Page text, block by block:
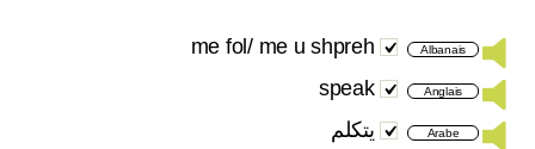
Albanais
me fol/ me u shpreh
Anglais
speak
Arabe يتكلم